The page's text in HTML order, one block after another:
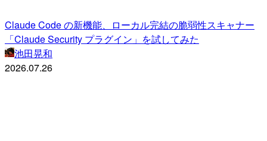
Claude Code の新機能、ローカル完結の脆弱性スキャナー
「Claude Security プラグイン」を試してみた
池田晃和
2026.07.26